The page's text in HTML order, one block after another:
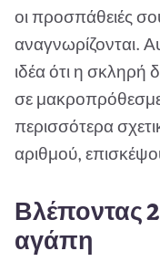
οι προσπάθειές
αναγνωρίζονται.
ιδέα ότι η σκληρή
σε
περισσότερα
αριθμού,
Βλέποντας
αγάπη